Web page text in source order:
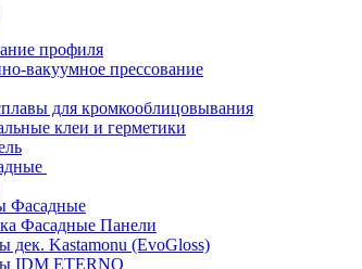
профиля
вакуумное прессование
для кромкооблицовывания
клеи и герметики
Фасадные
Фасадные Панели
дек. Kastamonu (EvoGloss)
IDM ETERNO